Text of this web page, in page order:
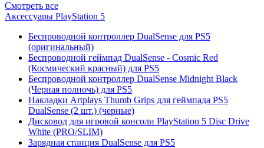
Смотреть все
Аксессуары PlayStation 5
Беспроводной контроллер DualSense для PS5
(оригинальный)
Беспроводной геймпад DualSense - Cosmic Red
(Космический красный) для PS5
Беспроводной контроллер DualSense Midnight Black
(Черная полночь) для PS5
Накладки Artplays Thumb Grips для геймпада PS5
DualSense (2 шт.) (черные)
Дисковод для игровой консоли PlayStation 5 Disc Drive
White (PRO/SLIM)
Зарядная станция DualSense для PS5